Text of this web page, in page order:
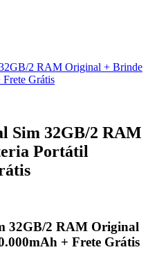
2 RAM Original + Brinde
Grátis
Sim 32GB/2 RAM
Portátil
32GB/2 RAM Original
+ Frete Grátis